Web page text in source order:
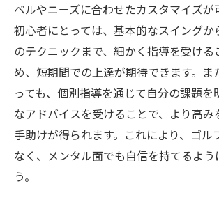
ベルやニーズに合わせたカスタマイズが
初心者にとっては、基本的なスイングか
のテクニックまで、細かく指導を受ける
め、短期間での上達が期待できます。ま
っても、個別指導を通じて自分の課題を
なアドバイスを受けることで、より高み
手助けが得られます。これにより、ゴル
なく、メンタル面でも自信を持てるよう
う。